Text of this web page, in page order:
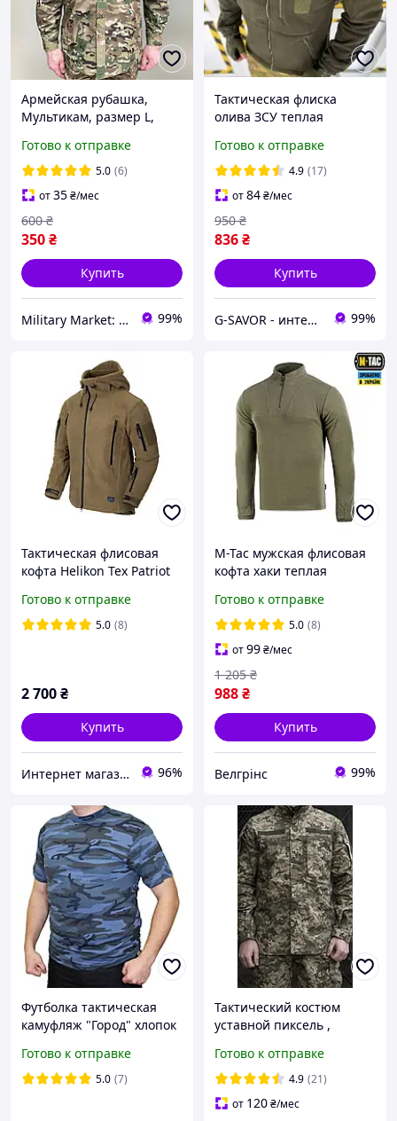
Армейская рубашка,
Мультикам, размер L,
рубашка для военного
Готово к отправке
5.0 (6)
от35₴/мес
350₴
600 ₴
Купить
Military Market: UA 99%
Тактическая флиска
олива ЗСУ теплая
кофта военная флиска
олива НГУ флисовка хаки
Готово к отправке
4.9 (17)
от84₴/мес
836₴
950 ₴
Купить
G-SAVOR - интернет-магазин сумок, обуви и аксессуаров 99%
Тактическая флисовая
кофта Helikon Tex Patriot
Coyote, утеплённая, для
туризма и активного
Готово к отправке
5.0 (8)
2 700₴
Купить
Интернет магазин Tirlimboom 96%
M-Tac мужская флисовая
кофта хаки теплая
олива на змейке Delta
Fleece Army Olive
Готово к отправке
5.0 (8)
от99₴/мес
988₴
1 205 ₴
Купить
Велгрінс 99%
Футболка тактическая
камуфляж "Город" хлопок
Готово к отправке
5.0 (7)
Тактический костюм
уставной пиксель ,
тактическая для ЗСУ
Готово к отправке
4.9 (21)
от 120₴/мес